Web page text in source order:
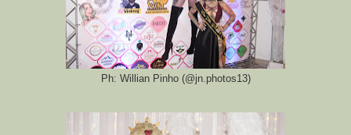
Ph: Willian Pinho (@jn.photos13)